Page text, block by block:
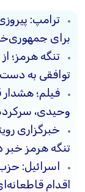
ترامپ:
برای
تنگه هرمز؛
توافقی به
فیلم؛ هشدار
وحیدی،
خبرگزاری
تنگه هرمز خبر
اسرائیل:
اقدام